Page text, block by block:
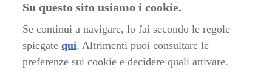
Tel. 051- 293.111 / 245.024
© 2020 Zanichelli Editore spa
Su questo sito usiamo i cookie.
Se continui a navigare, lo fai secondo le regole
spiegate qui. Altrimenti puoi consultare le
preferenze sui cookie e decidere quali attivare.